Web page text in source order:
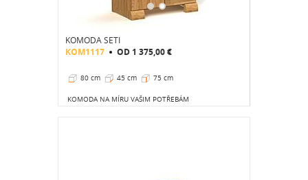
KOMODA SETI
KOM1117 OD 1 375,00 €
80 cm 45 cm 75 cm
KOMODA NA MÍRU VAŠIM POTŘEBÁM